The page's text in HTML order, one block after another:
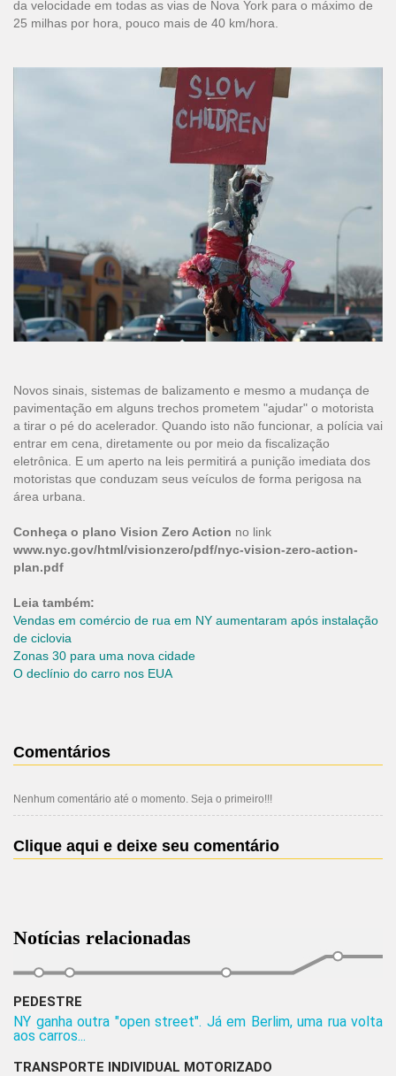
da velocidade em todas as vias de Nova York para o máximo de
25 milhas por hora, pouco mais de 40 km/hora.
Novos sinais, sistemas de balizamento e mesmo a mudança de
pavimentação em alguns trechos prometem "ajudar" o motorista
a tirar o pé do acelerador. Quando isto não funcionar, a polícia vai
entrar em cena, diretamente ou por meio da fiscalização
eletrônica. E um aperto na leis permitirá a punição imediata dos
motoristas que conduzam seus veículos de forma perigosa na
área urbana.
Conheça o plano Vision Zero Action no link
www.nyc.gov/html/visionzero/pdf/nyc-vision-zero-action-
plan.pdf
Leia também:
Vendas em comércio de rua em NY aumentaram após instalação
de ciclovia
Zonas 30 para uma nova cidade
O declínio do carro nos EUA
Comentários
Nenhum comentário até o momento. Seja o primeiro!!!
Clique aqui e deixe seu comentário
Notícias relacionadas
PEDESTRE
NY ganha outra "open street". Já em Berlim, uma rua volta
aos carros...
TRANSPORTE INDIVIDUAL MOTORIZADO